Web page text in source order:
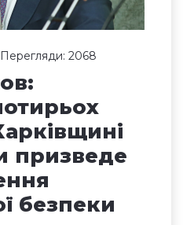
Перегляди: 2068
призведе
безпеки